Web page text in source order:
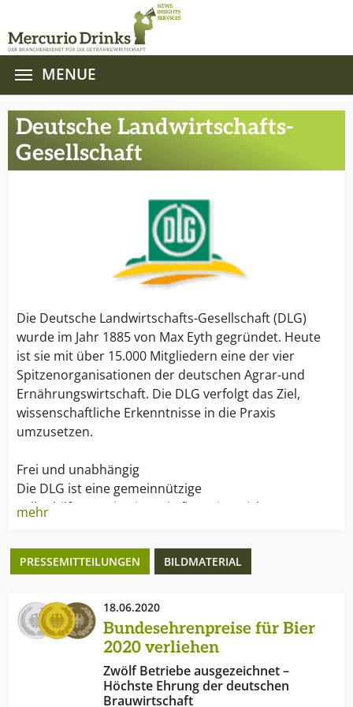
MENUE
Deutsche Landwirtschafts-
Gesellschaft
Die Deutsche Landwirtschafts-Gesellschaft (DLG)
wurde im Jahr 1885 von Max Eyth gegründet. Heute
ist sie mit über 15.000 Mitgliedern eine der vier
Spitzenorganisationen der deutschen Agrar-und
Ernährungswirtschaft. Die DLG verfolgt das Ziel,
wissenschaftliche Erkenntnisse in die Praxis
umzusetzen.
Frei und unabhängig
Die DLG ist eine gemeinnützige
Selbsthilfeorganisation. Sie finanziert sich aus
und öffentlichen Zuschüssen. Sie ist politisch und
wirtschaftlich unabhängig.
Erfahrungsaustausch am runden Tisch
Die DLG sieht sich als neutrales, offenes Forum des
Wissensaustausches und der Meinungsbildung.
Rund 200 hauptamtliche Mitarbeiter und mehr als
3.000 ehrenamtliche Experten erarbeiten Lösungen
für aktuelle Probleme. Dabei gilt das Prinzip des
mehr
PRESSEMITTEILUNGEN BILDMATERIAL
18.06.2020
Bundesehrenpreise für Bier
2020 verliehen
Zwölf Betriebe ausgezeichnet –
Höchste Ehrung der deutschen
Brauwirtschaft